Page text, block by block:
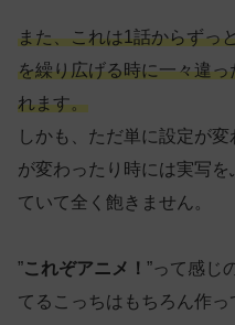
また、これは1話からずっ
を繰り広げる時に一々違
れます。
しかも、ただ単に設定が
が変わったり時には実写
ていて全く飽きません。
”これぞアニメ！ ”って感じ
てるこっちはもちろん作